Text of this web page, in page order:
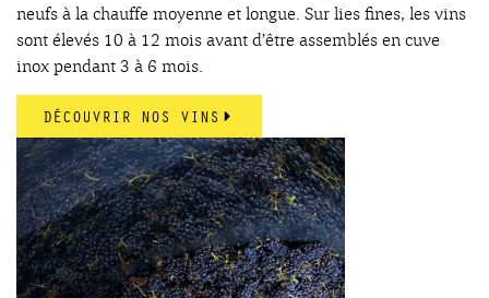
neufs à la chauffe moyenne et longue. Sur lies fines, les vins
sont élevés 10 à 12 mois avant d’être assemblés en cuve
inox pendant 3 à 6 mois.
DÉCOUVRIR NOS VINS